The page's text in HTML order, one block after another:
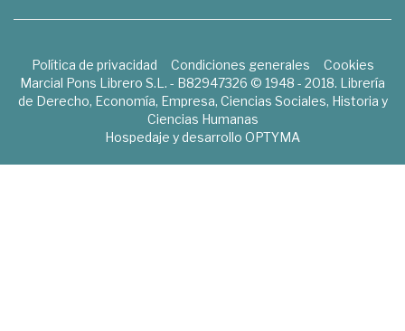
Política de privacidad Condiciones generales
Cookies
Marcial Pons Librero S.L. - B82947326 © 1948 - 2018. Librería
de Derecho, Economía, Empresa, Ciencias Sociales, Historia y
Ciencias Humanas
Hospedaje y desarrollo OPTYMA